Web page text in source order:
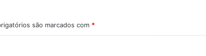
são marcados com *